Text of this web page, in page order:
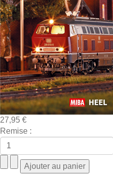
27,95 €
Remise :